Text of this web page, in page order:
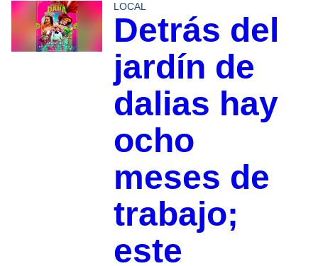
LOCAL
Detrás del
jardín de
dalias hay
ocho
meses de
trabajo;
este